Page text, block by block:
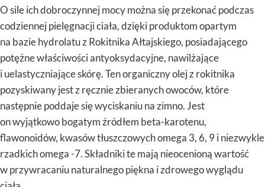
O sile ich dobroczynnej mocy można się przekonać podczas
codziennej pielęgnacji ciała, dzięki produktom opartym
na bazie hydrolatu z Rokitnika Ałtajskiego, posiadającego
potężne właściwości antyoksydacyjne, nawilżające
i uelastyczniające skórę. Ten organiczny olej z rokitnika
pozyskiwany jest z ręcznie zbieranych owoców, które
następnie poddaje się wyciskaniu na zimno. Jest
on wyjątkowo bogatym źródłem beta-karotenu,
flawonoidów, kwasów tłuszczowych omega 3, 6, 9 i niezwykle
rzadkich omega -7. Składniki te mają nieocenioną wartość
w przywracaniu naturalnego piękna i zdrowego wyglądu